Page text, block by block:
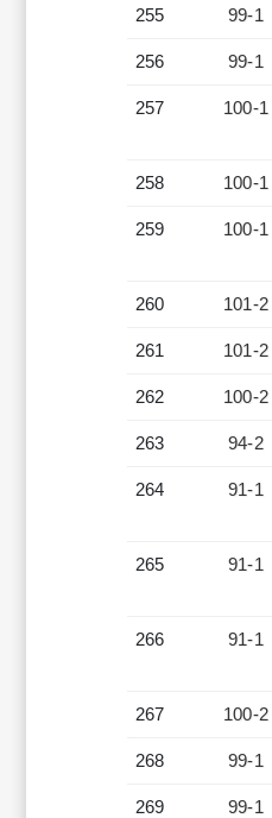
255 99-1
256 99-1
257 100-1
258 100-1
259 100-1
260 101-2
261 101-2
262 100-2
263 94-2
264 91-1
265 91-1
266 91-1
267 100-2
268 99-1
269 99-1